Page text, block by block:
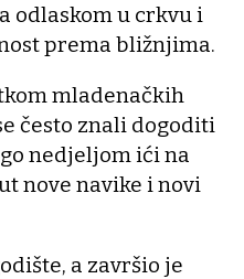
odlaskom u crkvu i
prema bližnjima.
mladenačkih
često znali dogoditi
nedjeljom ići na
nove navike i novi
a završio je